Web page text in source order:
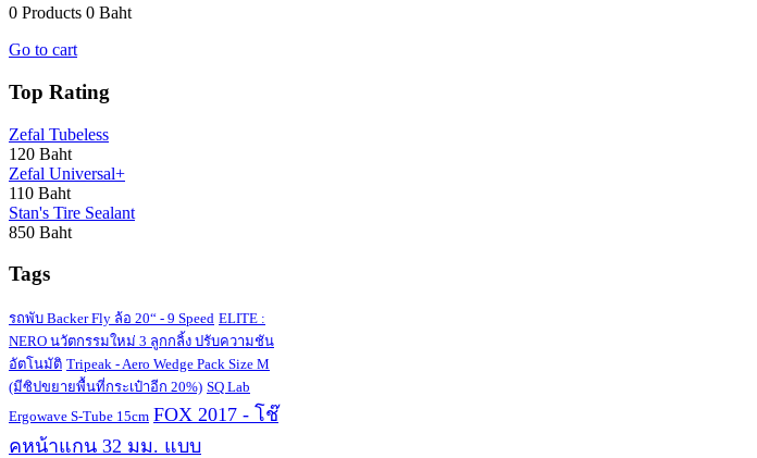
0 Products 0 Baht
Go to cart
Top Rating
Zefal Tubeless
120 Baht
Zefal Universal+
110 Baht
Stan's Tire Sealant
850 Baht
Tags
รถพับ Backer Fly ล้อ 20“ - 9 Speed ELITE :
NERO นวัตกรรมใหม่ 3 ลูกกลิ้ง ปรับความชัน
อัตโนมัติ Tripeak - Aero Wedge Pack Size M
(มีซิปขยายพื้นที่กระเป๋าอีก 20%) SQ Lab
Ergowave S-Tube 15cm FOX 2017 - โช๊
คหน้าแกน 32 มม. แบบ